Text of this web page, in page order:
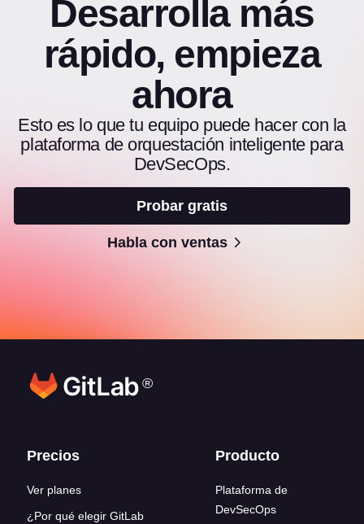
Desarrolla más
rápido, empieza
ahora
Esto es lo que tu equipo puede hacer con la
plataforma de orquestación inteligente para
DevSecOps.
Probar gratis
Habla con ventas
®
Enlaces del pie de página
Precios
Ver planes
¿Por qué elegir GitLab
Producto
Plataforma de
DevSecOps